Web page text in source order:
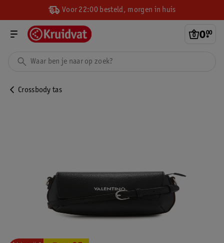
Voor 22:00 besteld, morgen in huis
0.
00
Crossbody tas